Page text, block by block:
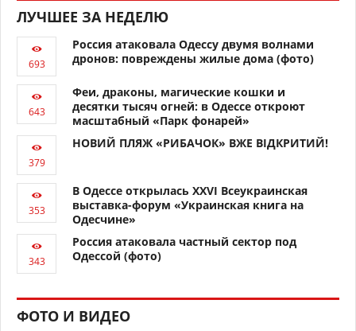
ЛУЧШЕЕ ЗА НЕДЕЛЮ
Россия атаковала Одессу двумя волнами
дронов: повреждены жилые дома (фото)
Феи, драконы, магические кошки и
десятки тысяч огней: в Одессе откроют
масштабный «Парк фонарей»
НОВИЙ ПЛЯЖ «РИБАЧОК» ВЖЕ ВІДКРИТИЙ!
В Одессе открылась XXVI Всеукраинская
выставка-форум «Украинская книга на
Одесчине»
Россия атаковала частный сектор под
Одессой (фото)
ФОТО И ВИДЕО